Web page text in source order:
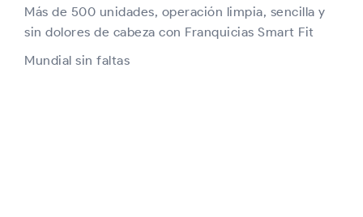
Más de 500 unidades, operación limpia, sencilla y
sin dolores de cabeza con Franquicias Smart Fit
Mundial sin faltas